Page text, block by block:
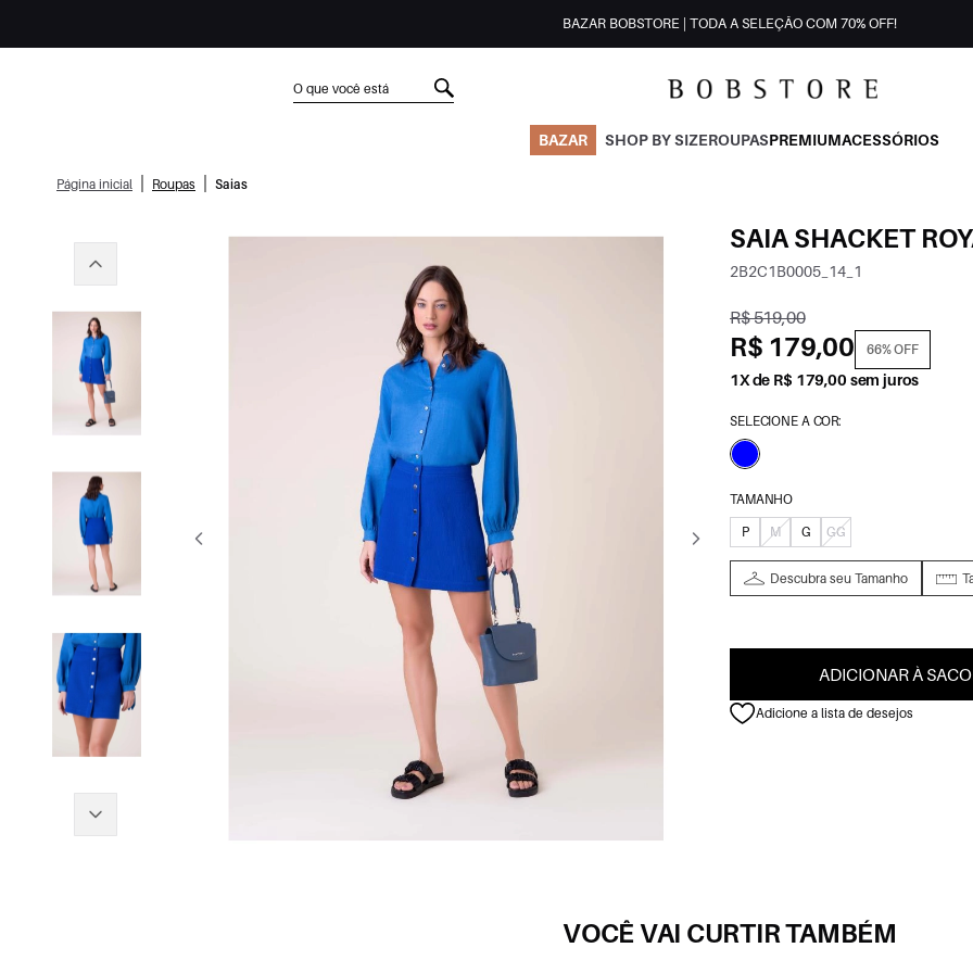
BAZAR BOBSTORE | TODA A SELEÇÃO COM 70% OFF!
BAZAR SHOP BY SIZEROUPASPREMIUMACESSÓRIOS
Página inicial Roupas Saias
SAIA SHACKET
2B2C1B0005_14_1
R$ 519,00
R$ 179,00 66% OFF
1X de R$ 179,00 sem juros
SELECIONE A COR:
TAMANHO
P
M G GG
Descubra seu Tamanho
ADICIONAR À
Adicione a lista de desejos
VOCÊ VAI CURTIR TAMBÉM